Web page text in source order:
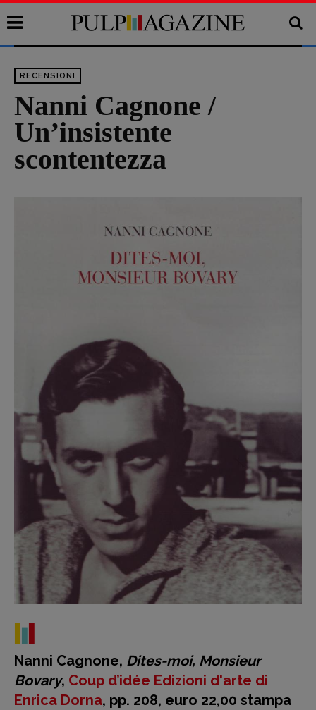
RECENSIONI
Nanni Cagnone /
Un’insistente
scontentezza
Nanni Cagnone, Dites-moi, Monsieur
Bovary, Coup d’idée Edizioni d'arte di
Enrica Dorna, pp. 208, euro 22,00 stampa